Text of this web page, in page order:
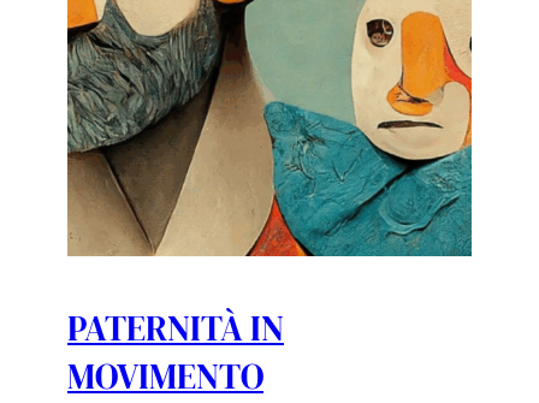
PATERNITÀ IN
MOVIMENTO